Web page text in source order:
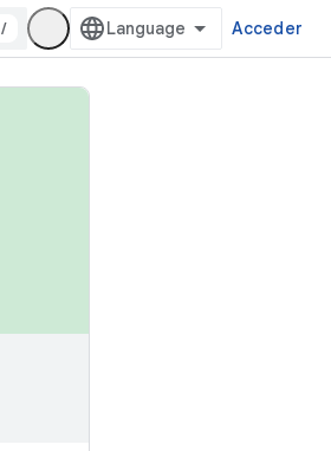
/ Acceder